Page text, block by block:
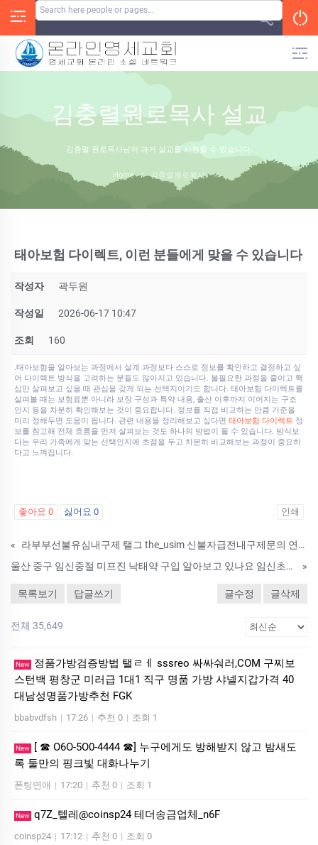
김충렬원로목사 설교
김충렬 원로목사님의 과거 설교를 시청할 수 있습니다.
Home / 김충렬원로목사
태아보험 다이렉트, 이런 분들에게 맞을 수 있습니다
작성자 곽두원
작성일 2026-06-17 10:47
조회 160
.태아보험을 알아보는 과정에서 설계 과정보다 스스로 정보를 확인하고 결정하고 싶
어 다이렉트 방식을 고려하는 분들도 많아지고 있습니다. 불필요한 과정을 줄이고 핵
심만 살펴보고 싶을 때 관심을 갖게 되는 선택지이기도 합니다. 태아보험 다이렉트를
살펴볼 때는 보험료뿐 아니라 보장 구성과 특약 내용, 출산 이후까지 이어지는 구조
인지 등을 차분히 확인해보는 것이 중요합니다. 정보를 직접 비교하는 만큼 기준을
미리 정해두면 도움이 됩니다. 관련 내용을 정리해보고 싶다면 태아보험 다이렉트 정
보를 참고해 전체 흐름을 먼저 살펴보는 것도 하나의 방법이 될 수 있습니다. 방식보
다는 우리 가족에게 맞는 선택인지에 초점을 두고 차분히 비교해보는 과정이 중요하
다고 느껴집니다.
좋아요 0 싫어요 0 인쇄
«
라부부선불유심내구제 탤그 the_usim 신불자급전내구제문의 연천군선불유심현금화정식업체 정부정책자금생활안정생계지원금 간단서류대출내구제
울산 중구 임신중절 미프진 낙태약 구입 알아보고 있나요 임신초기미프진비용및효능
»
목록보기 답글쓰기 글수정 글삭제
전체 35,649
New
정품가방검증방법 탤ㄹㅔ sssreo 싸싸숴러,COM 구찌보
스턴백 평창군 미러급 1대1 직구 명품 가방 샤넬지갑가격 40
대남성명품가방추천 FGK
bbabvdfsh | 17:26 | 추천 0 | 조회 1
New
[ ☎ O6O-5O0-4444 ☎] 누구에게도 방해받지 않고 밤새도
록 둘만의 핑크빛 대화나누기
폰팅연애 | 17:20 | 추천 0 | 조회 1
New q7Z_텔레@coinsp24 테더송금업체_n6F
coinsp24 | 17:12 | 추천 0 | 조회 0